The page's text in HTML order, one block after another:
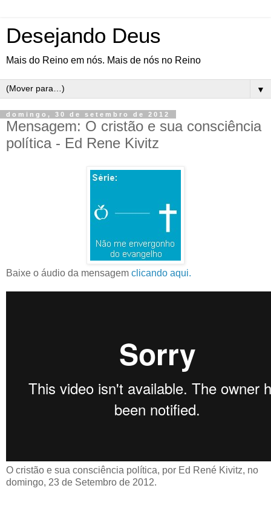
Desejando Deus
Mais do Reino em nós. Mais de nós no Reino
▼
domingo, 30 de setembro de 2012
Mensagem: O cristão e sua consciência
política - Ed Rene Kivitz
Baixe o áudio da mensagem clicando aqui.
O cristão e sua consciência política, por Ed René Kivitz, no
domingo, 23 de Setembro de 2012.